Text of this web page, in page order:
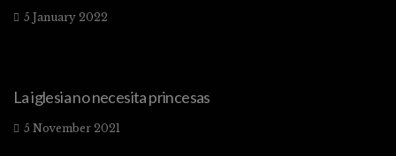
5 January 2022
La iglesia no necesita princesas
5 November 2021